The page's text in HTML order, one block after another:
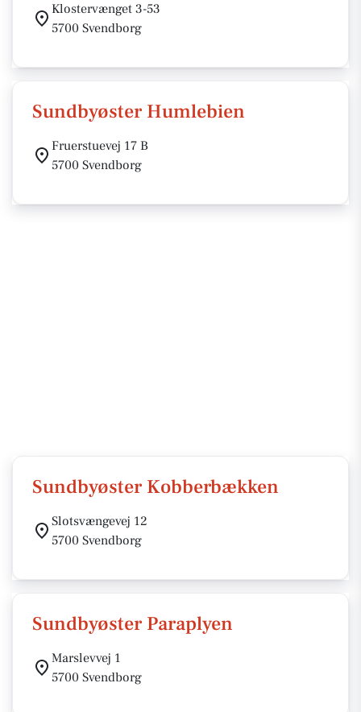
Klostervænget 3-53
5700 Svendborg
Sundbyøster Humlebien
Fruerstuevej 17 B
5700 Svendborg
Sundbyøster Kobberbækken
Slotsvængevej 12
5700 Svendborg
Sundbyøster Paraplyen
Marslevvej 1
5700 Svendborg